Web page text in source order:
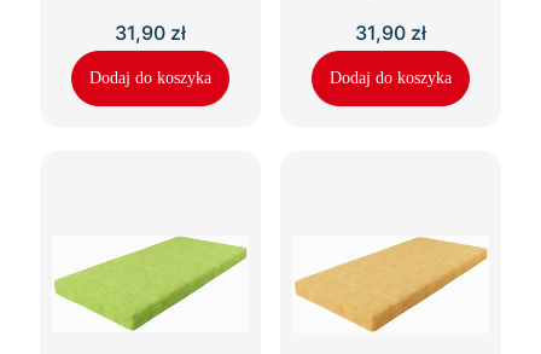
31,90 zł
Dodaj do koszyka
31,90 zł
Dodaj do koszyka